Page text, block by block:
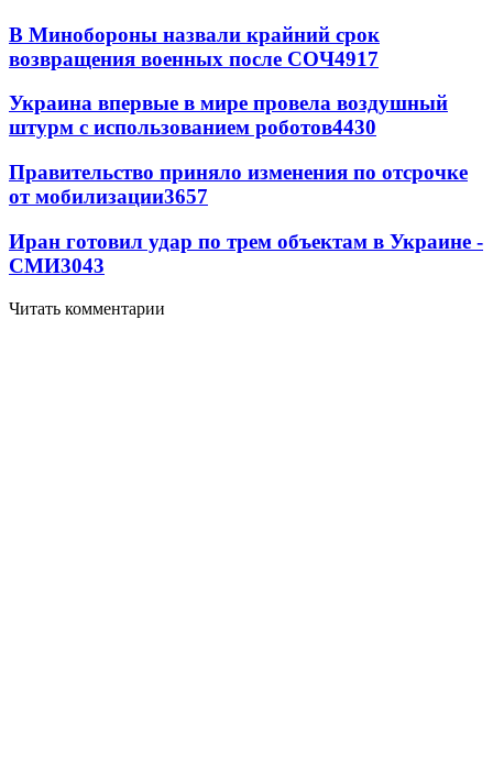
В Минобороны назвали крайний срок
возвращения военных после СОЧ4917
Украина впервые в мире провела воздушный
штурм с использованием роботов4430
Правительство приняло изменения по отсрочке
от мобилизации3657
Иран готовил удар по трем объектам в Украине -
СМИ3043
Читать комментарии